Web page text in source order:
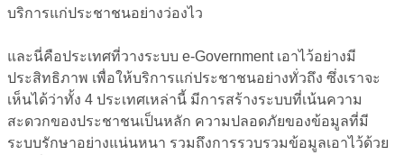
บริการแก่ประชาชนอย่างว่องไว
และนี่คือประเทศที่วางระบบ e-Government เอาไว้อย่างมี
ประสิทธิภาพ เพื่อให้บริการแก่ประชาชนอย่างทั่วถึง ซึ่งเราจะ
เห็นได้ว่าทั้ง 4 ประเทศเหล่านี้ มีการสร้างระบบที่เน้นความ
สะดวกของประชาชนเป็นหลัก ความปลอดภัยของข้อมูลที่มี
ระบบรักษาอย่างแน่นหนา รวมถึงการรวบรวมข้อมูลเอาไว้ด้วย